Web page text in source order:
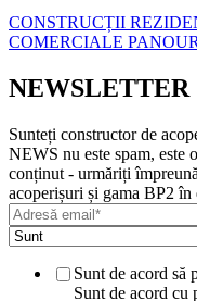
CONSTRUCȚII
COMERCIALE
NEWSLETTER
Sunteți constructor de
NEWS nu este spam, este
conținut - urmăriți
acoperișuri și gama BP2
Sunt de acord să
Sunt de acord cu